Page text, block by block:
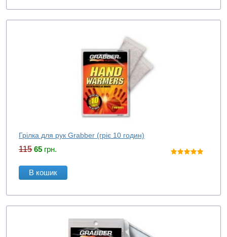
Грілка для рук Grabber (гріє 10 годин)
115 65 грн.
В кошик